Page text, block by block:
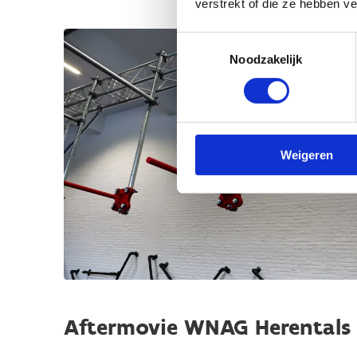
verstrekt of die ze hebben
Noodzakelijk
Weigeren
Aftermovie WNAG Herentals